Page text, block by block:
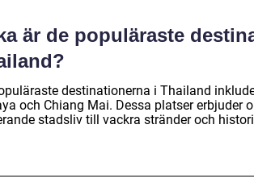
är de populäraste
destinationerna i Thailand
och Chiang Mai. Dessa platser erbjuder
stadsliv till vackra stränder och